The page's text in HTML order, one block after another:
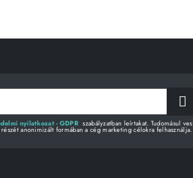
nyilatkozat - GDPR szabályzatban leírtakat. Tudomásul
anonimizált formában a cég marketing célokra felhasználja.